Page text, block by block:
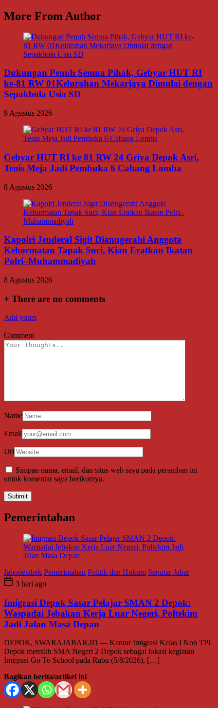
More From Author
Dukungan Penuh Semua Pihak, Gebyar HUT RI
ke-81 RW 01Kelurahan Mekarjaya Dimulai dengan
Sepakbola Usia SD
9 Agustus 2026
Gebyar HUT RI ke 81 RW 24 Griya Depok Asri,
Tenis Meja Jadi Pembuka 6 Cabang Lomba
8 Agustus 2026
Kapolri Jenderal Sigit Dianugerahi Anggota
Kehormatan Tapak Suci, Kian Eratkan Ikatan
Polri–Muhammadiyah
8 Agustus 2026
+ There are no comments
Add yours
Comment
Name
Email
Url
Simpan nama, email, dan situs web saya pada peramban ini
untuk komentar saya berikutnya.
Pemerintahan
Jabodetabek Pemerintahan Politik dan Hukum Seputar Jabar
3 hari ago
Imigrasi Depok Sasar Pelajar SMAN 2 Depok:
Waspadai Jebakan Kerja Luar Negeri, Poltekim
Jadi Jalan Masa Depan
DEPOK, SWARAJABAR.ID — Kantor Imigrasi Kelas I Non TPI
Depok memilih SMA Negeri 2 Depok sebagai lokasi kegiatan
Imigrasi Go To School pada Rabu (5/8/2026), […]
Bagikan berita/artikel ini